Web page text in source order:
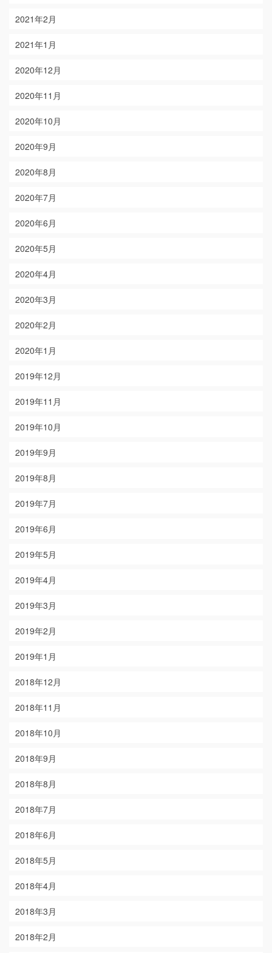
2021年2月
2021年1月
2020年12月
2020年11月
2020年10月
2020年9月
2020年8月
2020年7月
2020年6月
2020年5月
2020年4月
2020年3月
2020年2月
2020年1月
2019年12月
2019年11月
2019年10月
2019年9月
2019年8月
2019年7月
2019年6月
2019年5月
2019年4月
2019年3月
2019年2月
2019年1月
2018年12月
2018年11月
2018年10月
2018年9月
2018年8月
2018年7月
2018年6月
2018年5月
2018年4月
2018年3月
2018年2月